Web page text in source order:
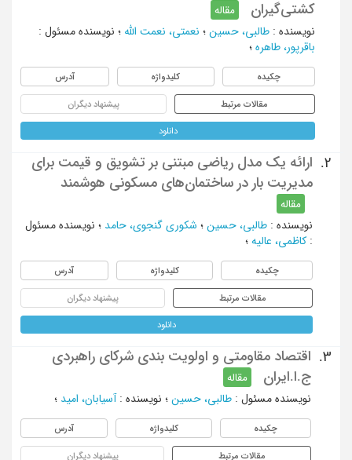
کشتی‌گیران
مقاله
نویسنده : طالبی، حسین ؛ نعمتی، نعمت الله ؛ نویسنده مسئول :
باقرپور، طاهره ؛
چکیده کلیدواژه آدرس
مقالات مرتبط پیشنهاد دیگران
دانلود
2.
ارائه یک مدل ریاضی مبتنی بر تشویق و قیمت برای
مدیریت بار در ساختمان‌های مسکونی هوشمند
مقاله
نویسنده : طالبی، حسین ؛ شکوری گنجوی، حامد ؛ نویسنده مسئول
: کاظمی، عالیه ؛
چکیده کلیدواژه آدرس
مقالات مرتبط پیشنهاد دیگران
دانلود
3.
اقتصاد مقاومتی و اولویت بندی شرکای راهبردی
ج.ا.ایران
مقاله
نویسنده مسئول : طالبی، حسین ؛ نویسنده : آسیابان، امید ؛
چکیده کلیدواژه آدرس
مقالات مرتبط پیشنهاد دیگران